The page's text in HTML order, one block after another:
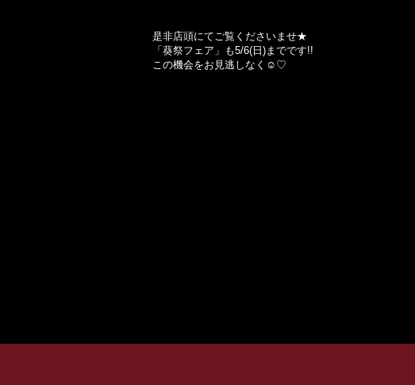
是非店頭にてご覧くださいませ★
「葵祭フェア」も5/6(日)までです!!
この機会をお見逃しなく☺♡